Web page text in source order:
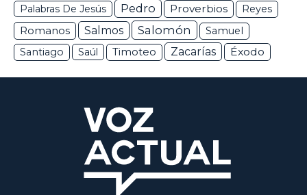
Palabras De Jesús Pedro Proverbios Reyes
Romanos Salmos Salomón
Samuel
Santiago
Saúl Timoteo Zacarías Éxodo